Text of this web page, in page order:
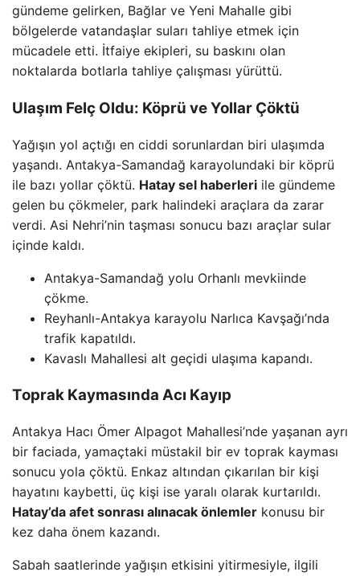
gündeme gelirken, Bağlar ve Yeni Mahalle gibi
bölgelerde vatandaşlar suları tahliye etmek için
mücadele etti. İtfaiye ekipleri, su baskını olan
noktalarda botlarla tahliye çalışması yürüttü.
Ulaşım Felç Oldu: Köprü ve Yollar Çöktü
Yağışın yol açtığı en ciddi sorunlardan biri ulaşımda
yaşandı. Antakya-Samandağ karayolundaki bir köprü
ile bazı yollar çöktü. Hatay sel haberleri ile gündeme
gelen bu çökmeler, park halindeki araçlara da zarar
verdi. Asi Nehri’nin taşması sonucu bazı araçlar sular
içinde kaldı.
Antakya-Samandağ yolu Orhanlı mevkiinde
çökme.
Reyhanlı-Antakya karayolu Narlıca Kavşağı’nda
trafik kapatıldı.
Kavaslı Mahallesi alt geçidi ulaşıma kapandı.
Toprak Kaymasında Acı Kayıp
Antakya Hacı Ömer Alpagot Mahallesi’nde yaşanan ayrı
bir faciada, yamaçtaki müstakil bir ev toprak kayması
sonucu yola çöktü. Enkaz altından çıkarılan bir kişi
hayatını kaybetti, üç kişi ise yaralı olarak kurtarıldı.
Hatay’da afet sonrası alınacak önlemler konusu bir
kez daha önem kazandı.
Sabah saatlerinde yağışın etkisini yitirmesiyle, ilgili